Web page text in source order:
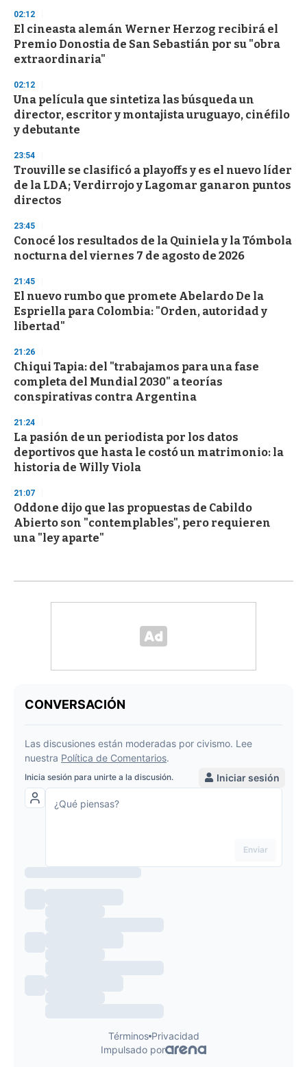
d
s
o
f
3
s
e
c
o
n
d
02:12
El cineasta alemán Werner Herzog recibirá el
Premio Donostia de San Sebastián por su "obra
extraordinaria"
02:12
Una película que sintetiza las búsqueda un
director, escritor y montajista uruguayo, cinéfilo
y debutante
23:54
Trouville se clasificó a playoffs y es el nuevo líder
de la LDA; Verdirrojo y Lagomar ganaron puntos
directos
23:45
Conocé los resultados de la Quiniela y la Tómbola
nocturna del viernes 7 de agosto de 2026
21:45
El nuevo rumbo que promete Abelardo De la
Espriella para Colombia: "Orden, autoridad y
libertad"
21:26
Chiqui Tapia: del "trabajamos para una fase
completa del Mundial 2030" a teorías
conspirativas contra Argentina
21:24
La pasión de un periodista por los datos
deportivos que hasta le costó un matrimonio: la
historia de Willy Viola
21:07
Oddone dijo que las propuestas de Cabildo
Abierto son "contemplables", pero requieren
una "ley aparte"